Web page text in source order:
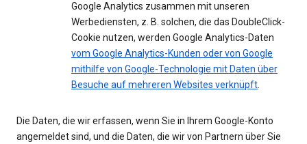
Google Analytics zusammen mit unseren
Werbediensten, z. B. solchen, die das DoubleClick-
Cookie nutzen, werden Google Analytics-Daten
vom Google Analytics-Kunden oder von Google
mithilfe von Google-Technologie mit Daten über
Besuche auf mehreren Websites verknüpft.
Die Daten, die wir erfassen, wenn Sie in Ihrem Google-Konto
angemeldet sind, und die Daten, die wir von Partnern über Sie